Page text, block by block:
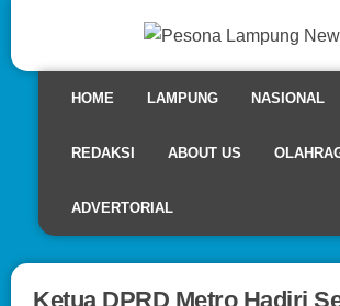
HOME LAMPUNG NASIONAL
REDAKSI ABOUT US
ADVERTORIAL
Ketua DPRD Metro Hadiri